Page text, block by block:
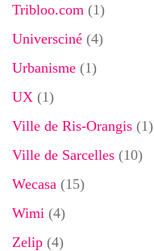
Tribloo.com (1)
Universciné (4)
Urbanisme (1)
UX (1)
Ville de Ris-Orangis (1)
Ville de Sarcelles (10)
Wecasa (15)
Wimi (4)
Zelip (4)